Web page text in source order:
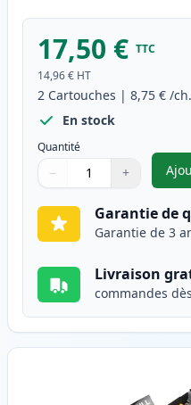
17,50 € TTC
14,96 € HT
2 Cartouches | 8,75 € /ch.
En stock
Quantité
Quantité
Utilisez les boutons pour
− +
Quantité
Garantie de
Garantie de 3
Livraison
commandes